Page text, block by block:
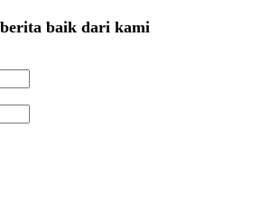
baik dari kami